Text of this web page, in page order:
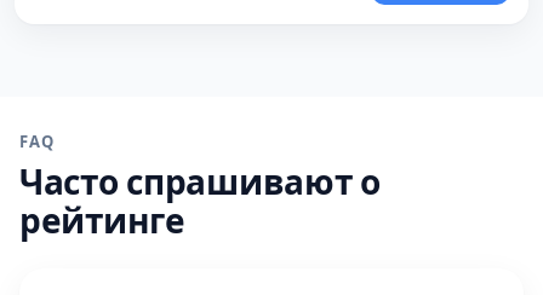
FAQ
Часто спрашивают о
рейтинге